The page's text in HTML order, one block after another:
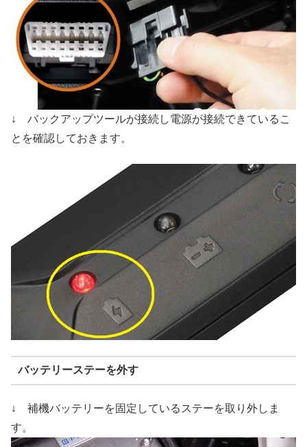
↓ バックアップツールが接続し電源が接続できているこ
とを確認しておきます。
バッテリーステーを外す
↓ 補機バッテリーを固定しているステーを取り外しま
す。